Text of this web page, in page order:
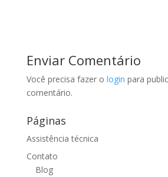
Enviar Comentário
Você precisa fazer o login para
comentário.
Páginas
Assistência técnica
Contato
Blog